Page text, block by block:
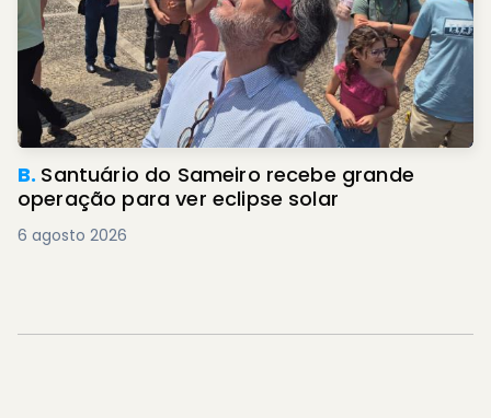
B. Santuário do Sameiro recebe grande
operação para ver eclipse solar
6 agosto 2026